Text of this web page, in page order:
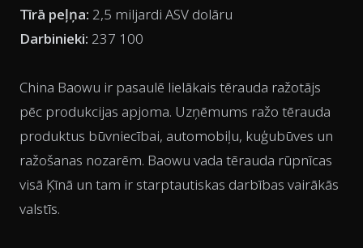
Tīrā peļņa: 2,5 miljardi ASV dolāru
Darbinieki: 237 100
China Baowu ir pasaulē lielākais tērauda ražotājs
pēc produkcijas apjoma. Uzņēmums ražo tērauda
produktus būvniecībai, automobiļu, kuģubūves un
ražošanas nozarēm. Baowu vada tērauda rūpnīcas
visā Ķīnā un tam ir starptautiskas darbības vairākās
valstīs.